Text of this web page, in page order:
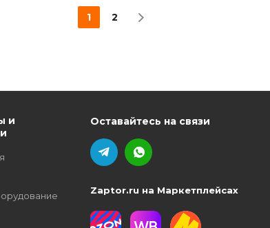
1 2
и
Оставайтесь на связи
Zaptor.ru на Маркетплейсах